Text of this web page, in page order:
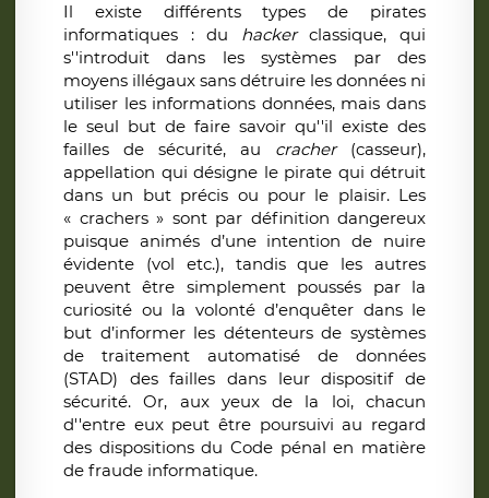
Il existe différents types de pirates
informatiques : du hackerclassique, qui
s''introduit dans les systèmes par des
moyens illégaux sans détruire les données ni
utiliser les informations données, mais dans
le seul but de faire savoir qu''il existe des
failles de sécurité, au cracher (casseur),
appellation qui désigne le pirate qui détruit
dans un but précis ou pour le plaisir. Les
« crachers » sont par définition dangereux
puisque animés d’une intention de nuire
évidente (vol etc.), tandis que les autres
peuvent être simplement poussés par la
curiosité ou la volonté d’enquêter dans le
but d’informer les détenteurs de systèmes
de traitement automatisé de données
(STAD) des failles dans leur dispositif de
sécurité. Or, aux yeux de la loi, chacun
d''entre eux peut être poursuivi au regard
des dispositions du Code pénal en matière
de fraude informatique.